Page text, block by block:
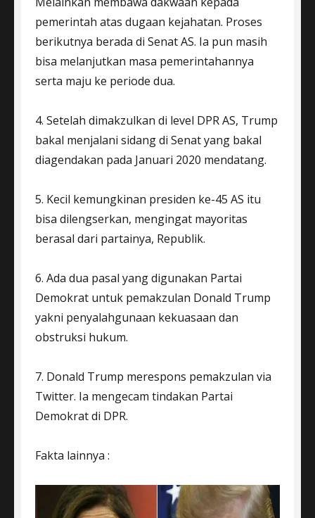
pemerintah atas dugaan kejahatan. Proses
berikutnya berada di Senat AS. Ia pun masih
bisa melanjutkan masa pemerintahannya
serta maju ke periode dua.
4. Setelah dimakzulkan di level DPR AS, Trump
bakal menjalani sidang di Senat yang bakal
diagendakan pada Januari 2020 mendatang.
5. Kecil kemungkinan presiden ke-45 AS itu
bisa dilengserkan, mengingat mayoritas
berasal dari partainya, Republik.
6. Ada dua pasal yang digunakan Partai
Demokrat untuk pemakzulan Donald Trump
yakni penyalahgunaan kekuasaan dan
obstruksi hukum.
7. Donald Trump merespons pemakzulan via
Twitter. Ia mengecam tindakan Partai
Demokrat di DPR.
Fakta lainnya :